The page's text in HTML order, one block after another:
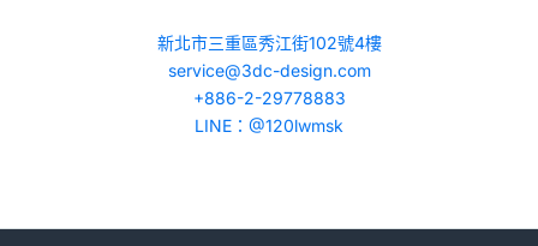
新北市三重區秀江街102號4樓
service@3dc-design.com
+886-2-29778883
LINE：@120lwmsk